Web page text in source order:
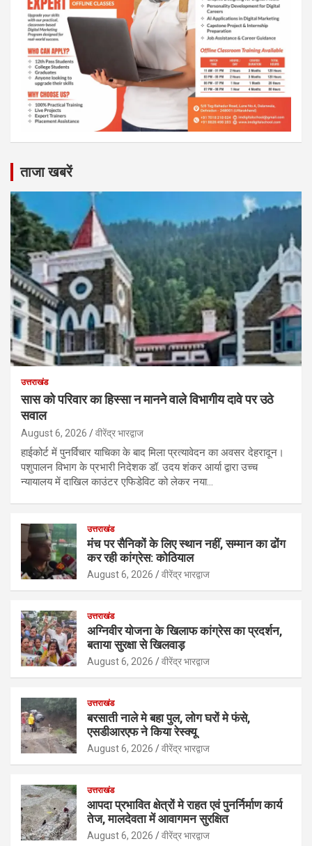
ताजा खबरें
उत्तराखंड
सास को परिवार का हिस्सा न मानने वाले विभागीय दावे पर उठे
सवाल
August 6, 2026 वीरेंद्र भारद्वाज
हाईकोर्ट में पुनर्विचार याचिका के बाद मिला प्रत्यावेदन का अवसर देहरादून।
पशुपालन विभाग के प्रभारी निदेशक डॉ. उदय शंकर आर्या द्वारा उच्च
न्यायालय में दाखिल काउंटर एफिडेविट को लेकर नया…
उत्तराखंड
मंच पर सैनिकों के लिए स्थान नहीं, सम्मान का ढोंग
कर रही कांग्रेस: कोठियाल
August 6, 2026 वीरेंद्र भारद्वाज
उत्तराखंड
अग्निवीर योजना के खिलाफ कांग्रेस का प्रदर्शन,
बताया सुरक्षा से खिलवाड़
August 6, 2026 वीरेंद्र भारद्वाज
उत्तराखंड
बरसाती नाले मे बहा पुल, लोग घरों मे फंसे,
एसडीआरएफ ने किया रेस्क्यू
August 6, 2026 वीरेंद्र भारद्वाज
उत्तराखंड
आपदा प्रभावित क्षेत्रों मे राहत एवं पुनर्निर्माण कार्य
तेज, मालदेवता में आवागमन सुरक्षित
August 6, 2026 वीरेंद्र भारद्वाज